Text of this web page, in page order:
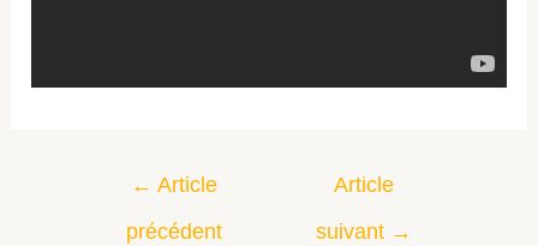
← Article
précédent
Article
suivant →